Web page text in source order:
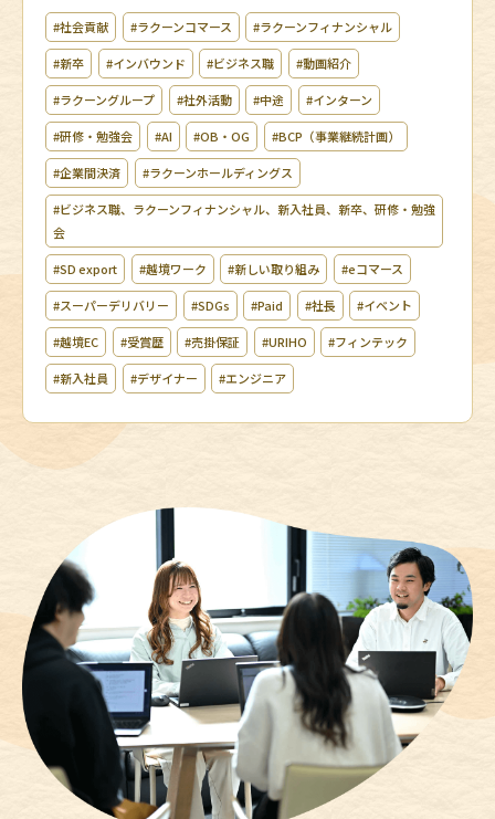
#社会貢献 #ラクーンコマース #ラクーンフィナンシャル
#新卒 #インバウンド #ビジネス職 #動画紹介
#ラクーングループ #社外活動 #中途 #インターン
#研修・勉強会 #AI #OB・OG #BCP（事業継続計画）
#企業間決済 #ラクーンホールディングス
#ビジネス職、ラクーンフィナンシャル、新入社員、新卒、研修・勉強
会
#SD export #越境ワーク #新しい取り組み #eコマース
#スーパーデリバリー #SDGs #Paid #社長 #イベント
#越境EC #受賞歴 #売掛保証 #URIHO #フィンテック
#新入社員 #デザイナー #エンジニア